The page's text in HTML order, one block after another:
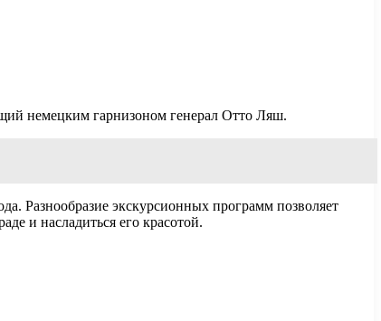
немецким гарнизоном генерал Отто Ляш.
Разнообразие экскурсионных программ позволяет
и насладиться его красотой.